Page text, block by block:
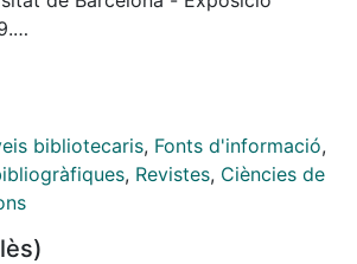
CRAI Biblioteca de Farmàcia
bibliotecaris, Fonts d'informació,
, Revistes, Ciències de